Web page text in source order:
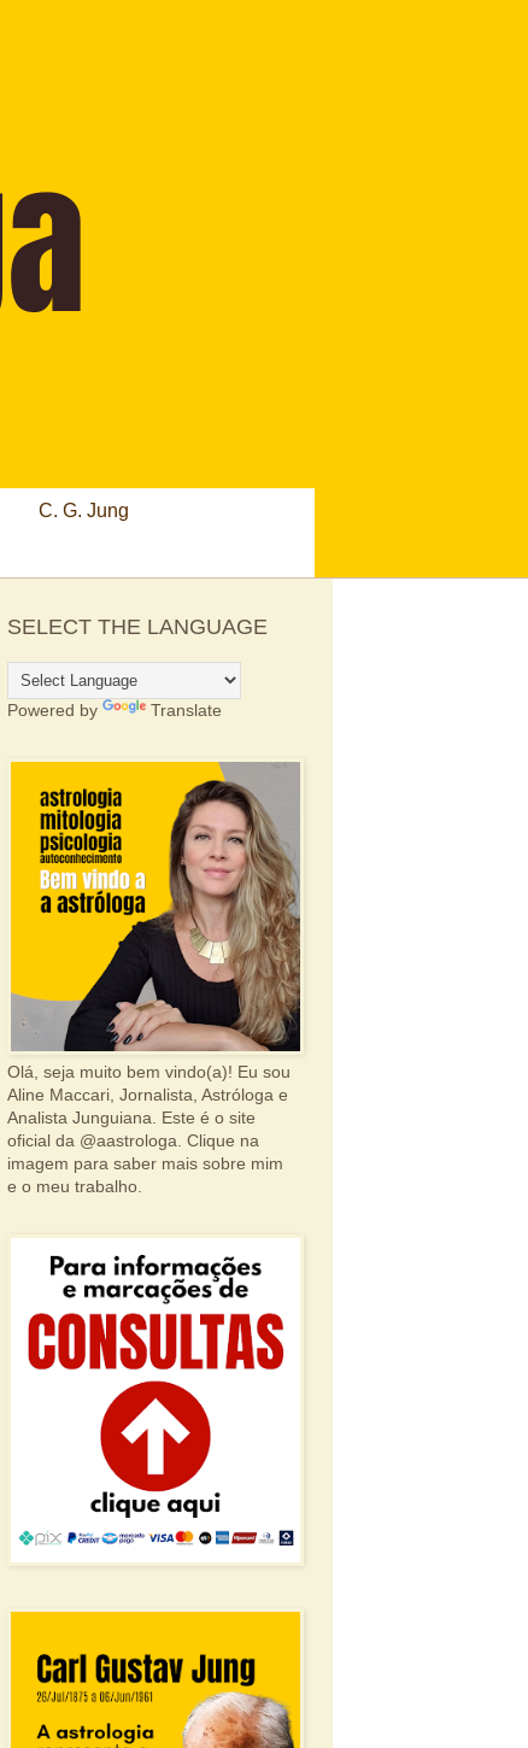
C. G. Jung
SELECT THE LANGUAGE
Powered by Translate
Olá, seja muito bem vindo(a)! Eu sou
Aline Maccari, Jornalista, Astróloga e
Analista Junguiana. Este é o site
oficial da @aastrologa. Clique na
imagem para saber mais sobre mim
e o meu trabalho.